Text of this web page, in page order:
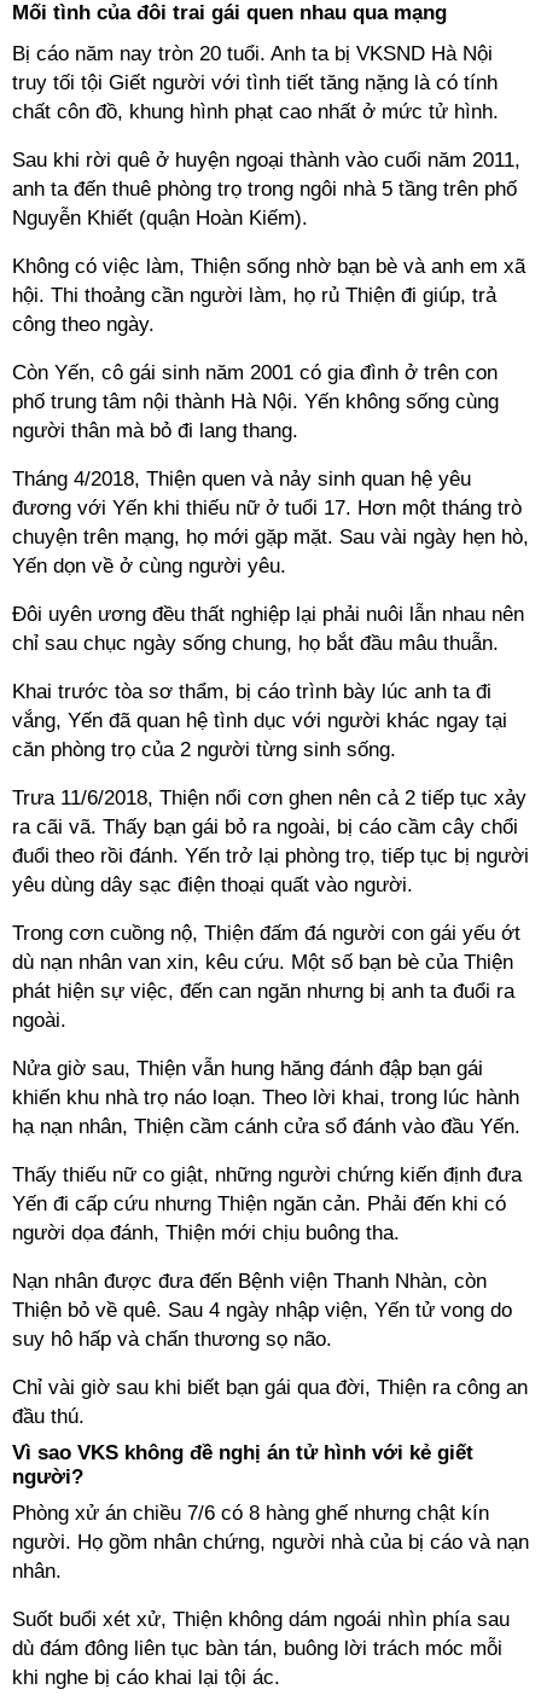
Mối tình của đôi trai gái quen nhau qua mạng
Bị cáo năm nay tròn 20 tuổi. Anh ta bị VKSND Hà Nội
truy tối tội Giết người với tình tiết tăng nặng là có tính
chất côn đồ, khung hình phạt cao nhất ở mức tử hình.
Sau khi rời quê ở huyện ngoại thành vào cuối năm 2011,
anh ta đến thuê phòng trọ trong ngôi nhà 5 tầng trên phố
Nguyễn Khiết (quận Hoàn Kiếm).
Không có việc làm, Thiện sống nhờ bạn bè và anh em xã
hội. Thi thoảng cần người làm, họ rủ Thiện đi giúp, trả
công theo ngày.
Còn Yến, cô gái sinh năm 2001 có gia đình ở trên con
phố trung tâm nội thành Hà Nội. Yến không sống cùng
người thân mà bỏ đi lang thang.
Tháng 4/2018, Thiện quen và nảy sinh quan hệ yêu
đương với Yến khi thiếu nữ ở tuổi 17. Hơn một tháng trò
chuyện trên mạng, họ mới gặp mặt. Sau vài ngày hẹn hò,
Yến dọn về ở cùng người yêu.
Đôi uyên ương đều thất nghiệp lại phải nuôi lẫn nhau nên
chỉ sau chục ngày sống chung, họ bắt đầu mâu thuẫn.
Khai trước tòa sơ thẩm, bị cáo trình bày lúc anh ta đi
vắng, Yến đã quan hệ tình dục với người khác ngay tại
căn phòng trọ của 2 người từng sinh sống.
Trưa 11/6/2018, Thiện nổi cơn ghen nên cả 2 tiếp tục xảy
ra cãi vã. Thấy bạn gái bỏ ra ngoài, bị cáo cầm cây chổi
đuổi theo rồi đánh. Yến trở lại phòng trọ, tiếp tục bị người
yêu dùng dây sạc điện thoại quất vào người.
Trong cơn cuồng nộ, Thiện đấm đá người con gái yếu ớt
dù nạn nhân van xin, kêu cứu. Một số bạn bè của Thiện
phát hiện sự việc, đến can ngăn nhưng bị anh ta đuổi ra
ngoài.
Nửa giờ sau, Thiện vẫn hung hăng đánh đập bạn gái
khiến khu nhà trọ náo loạn. Theo lời khai, trong lúc hành
hạ nạn nhân, Thiện cầm cánh cửa sổ đánh vào đầu Yến.
Thấy thiếu nữ co giật, những người chứng kiến định đưa
Yến đi cấp cứu nhưng Thiện ngăn cản. Phải đến khi có
người dọa đánh, Thiện mới chịu buông tha.
Nạn nhân được đưa đến Bệnh viện Thanh Nhàn, còn
Thiện bỏ về quê. Sau 4 ngày nhập viện, Yến tử vong do
suy hô hấp và chấn thương sọ não.
Chỉ vài giờ sau khi biết bạn gái qua đời, Thiện ra công an
đầu thú.
Vì sao VKS không đề nghị án tử hình với kẻ giết
người?
Phòng xử án chiều 7/6 có 8 hàng ghế nhưng chật kín
người. Họ gồm nhân chứng, người nhà của bị cáo và nạn
nhân.
Suốt buổi xét xử, Thiện không dám ngoái nhìn phía sau
dù đám đông liên tục bàn tán, buông lời trách móc mỗi
khi nghe bị cáo khai lại tội ác.